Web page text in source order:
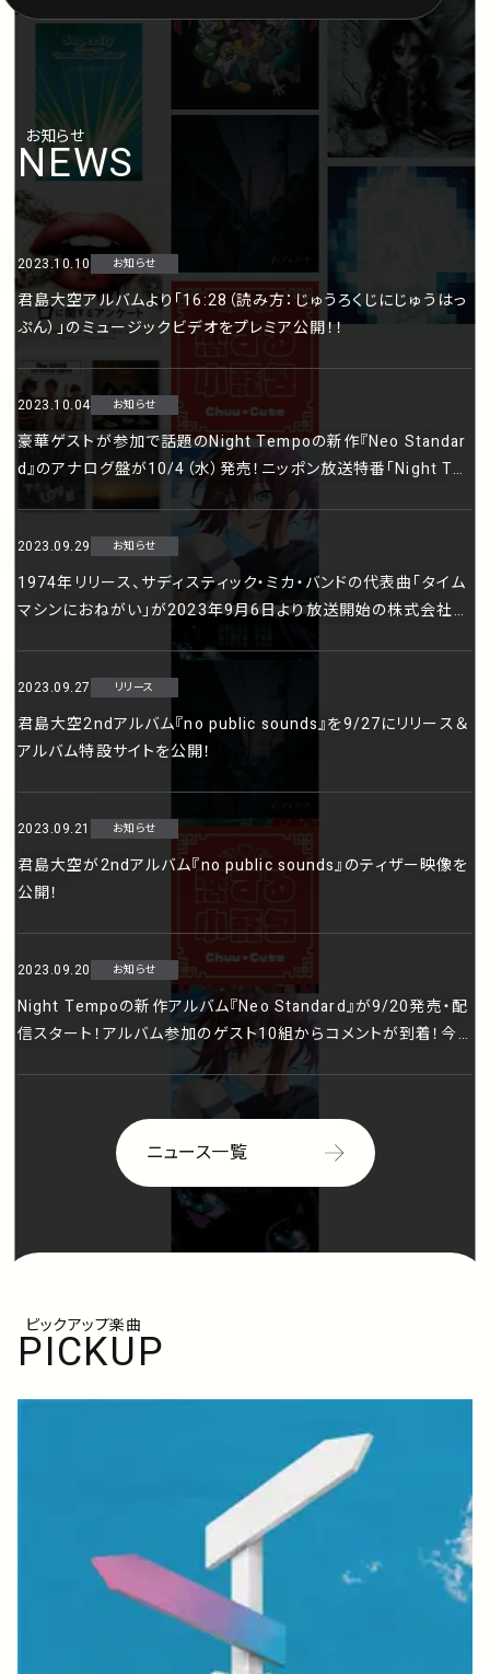
NEWS
お知らせ
ニュース一覧
2023.10.10 お知らせ
君島大空アルバムより「16:28（読み方：じゅうろくじにじゅうはっ
ぷん）」のミュージックビデオをプレミア公開！！
2023.10.04 お知らせ
豪華ゲストが参加で話題のNight Tempoの新作『Neo Standar
d』のアナログ盤が10/4（水）発売！ニッポン放送特番「Night Te
mpoのネオ昭和ライフ」第3弾放送決定！そして大阪公演のゲス
2023.09.29 お知らせ
1974年リリース、サディスティック・ミカ・バンドの代表曲「タイム
マシンにおねがい」が2023年9月6日より放送開始の株式会社伊
2023.09.27 リリース
君島大空2ndアルバム『no public sounds』を9/27にリリース＆
アルバム特設サイトを公開！
2023.09.21 お知らせ
君島大空が2ndアルバム『no public sounds』のティザー映像を
公開！
2023.09.20 お知らせ
Night Tempoの新作アルバム『Neo Standard』が9/20発売・配
信スタート！アルバム参加のゲスト10組からコメントが到着！今
週金曜日9月22日には東京タワーでリリース・パーティーを開
PICKUP
ピックアップ楽曲